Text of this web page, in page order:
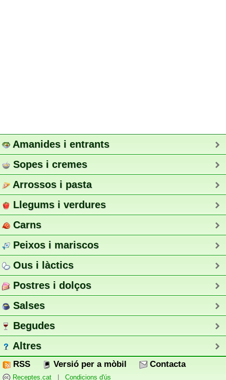
Amanides i entrants
Sopes i cremes
Arrossos i pasta
Llegums i verdures
Carns
Peixos i mariscos
Ous i làctics
Postres i dolços
Salses
Begudes
Altres
RSS Versió per a mòbil Contacta
Receptes.cat Condicions d'ús